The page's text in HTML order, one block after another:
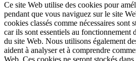
Ce site Web utilise des cookies pour
pendant que vous naviguez sur le site
cookies classés comme nécessaires sont
car ils sont essentiels au fonctionnement
du site Web. Nous utilisons également
aident à analyser et à comprendre